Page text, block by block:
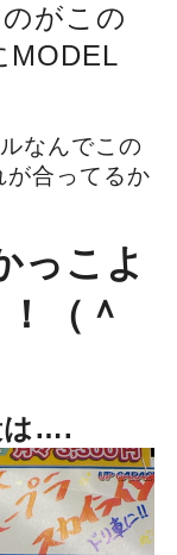
がこの
MODEL
なんでこの
合ってるか
っこよ
（＾
は….